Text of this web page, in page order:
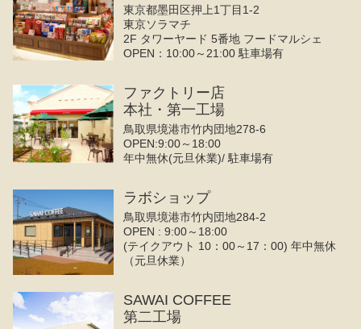
東京都墨田区押上1丁目1-2
東京ソラマチ
2F タワーヤード 5番地 フードマルシェ
OPEN：10:00～21:00 駐車場有
ファクトリー店
本社・第一工場
鳥取県境港市竹内団地278-6
OPEN:9:00～18:00
年中無休(元旦休業)/ 駐車場有
ラボショップ
鳥取県境港市竹内団地284-2
OPEN : 9:00～18:00
(テイクアウト 10：00～17：00) 年中無休
（元旦休業）
SAWAI COFFEE
第二工場